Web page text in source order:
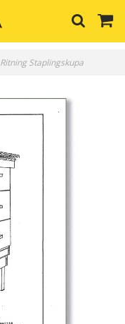
Ritning Staplingskupa